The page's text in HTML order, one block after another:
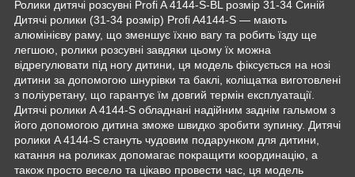
Ролики дитячі розсувні Profi A 4144-S-BL розмір 31-34 Синій
Дитячі ролики (31-34 розмір) Profi A4144-S — мають
алюмінієву раму, що зменшує їхню вагу та робить їзду ще
легшою, ролики розсувні завдяки цьому їх можна
відрегулювати під ногу дитини, ця модель фіксується на нозі
дитини за допомогою шнурівки та баклі, коліщатка виготовлені
з поліуретану, що гарантує їм довгий термін експлуатації.
Дитячі ролики A 4144-S обладнані надійним заднім гальмом з
його допомогою дитина зможе швидко зробити зупинку. Дитячі
ролики A 4144-S стануть чудовим подарунком для дитини,
катання на роликах допомагає покращити координацію, а
також просто весело та цікаво провести час, ця модель